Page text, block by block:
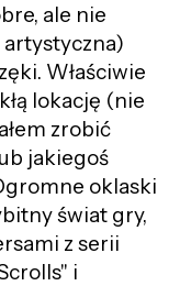
ale nie
Właściwie
lokację (nie
zrobić
jakiegoś
oklaski
świat gry,
z serii
i